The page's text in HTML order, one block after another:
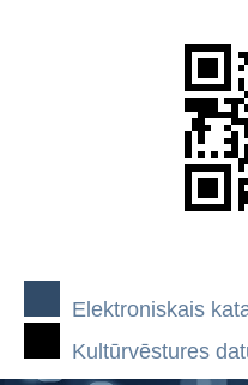
Elektroniskais
Kultūrvēstures